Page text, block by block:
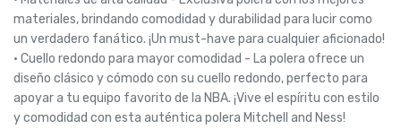
materiales, brindando comodidad y durabilidad para lucir como
un verdadero fanático. ¡Un must-have para cualquier aficionado!
• Cuello redondo para mayor comodidad - La polera ofrece un
diseño clásico y cómodo con su cuello redondo, perfecto para
apoyar a tu equipo favorito de la NBA. ¡Vive el espíritu con estilo
y comodidad con esta auténtica polera Mitchell and Ness!